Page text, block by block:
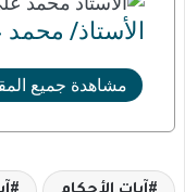
الأستاذ/
مشاهدة جميع